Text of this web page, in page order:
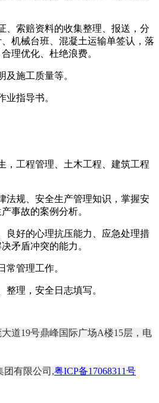
、索赔资料的收集整理、报送，分
机械台班、混凝土运输单签认，落
理优化、杜绝浪费。
及施工质量等。
业指导书。
，工程管理、土木工程、建筑工程
法规、安全生产管理知识，掌握安
事故的案例分析。
良好的心理抗压能力、应急处理措
矛盾冲突的能力。
常管理工作。
整理，安全日志填写。
道19号鼎峰国际广场A楼15层，电
团有限公司,粤ICP备17068311号